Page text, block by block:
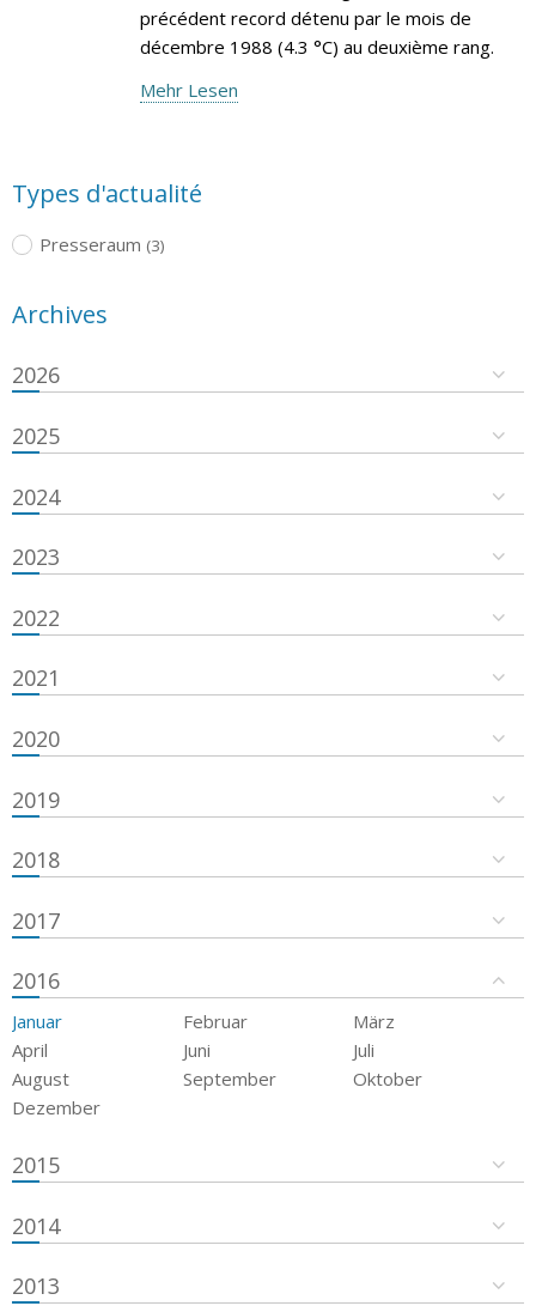
précédent record détenu par le mois de
décembre 1988 (4.3 °C) au deuxième rang.
Mehr Lesen
Types d'actualité
Presseraum (3)
Archives
2026
2025
2024
2023
2022
2021
2020
2019
2018
2017
2016
Januar Februar
März
April
Juni
Juli
August
September
Oktober
Dezember
2015
2014
2013